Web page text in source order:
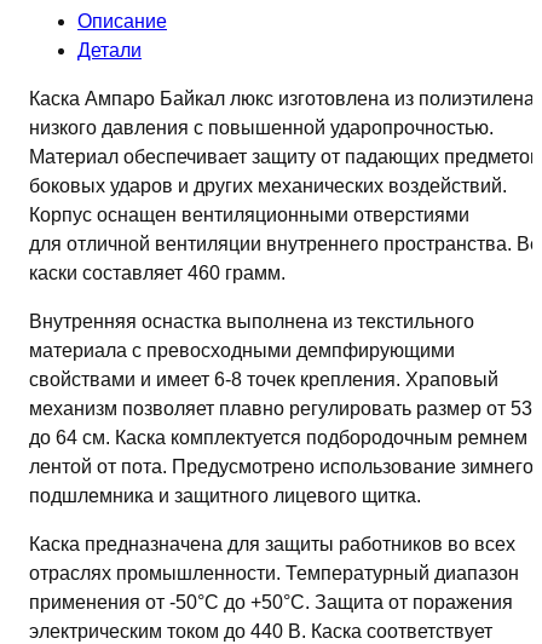
136728Описание
Детали
Каска Ампаро Байкал люкс изготовлена из полиэтилена
низкого давления с повышенной ударопрочностью.
Материал обеспечивает защиту от падающих
боковых ударов и других механических воздействий.
Корпус оснащен вентиляционными отверстиями
для отличной вентиляции внутреннего пространства.
каски составляет 460 грамм.
Внутренняя оснастка выполнена из текстильного
материала с превосходными демпфирующими
свойствами и имеет 6-8 точек крепления. Храповый
механизм позволяет плавно регулировать размер от
до 64 см. Каска комплектуется подбородочным ремнем и
лентой от пота. Предусмотрено использование зимнего
подшлемника и защитного лицевого щитка.
Каска предназначена для защиты работников во всех
отраслях промышленности. Температурный диапазон
применения от -50°C до +50°C. Защита от поражения
электрическим током до 440 В. Каска соответствует